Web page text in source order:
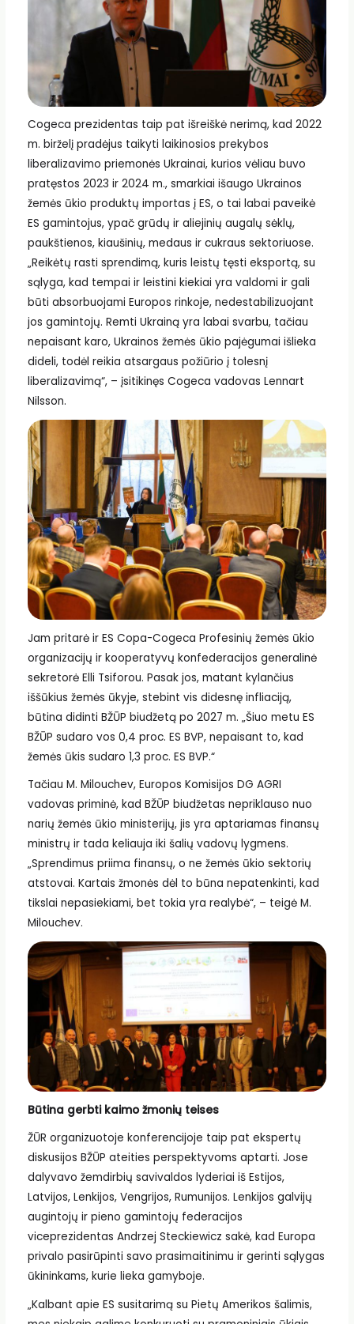
Cogeca prezidentas taip pat išreiškė nerimą, kad 2022
m. birželį pradėjus taikyti laikinosios prekybos
liberalizavimo priemonės Ukrainai, kurios vėliau buvo
pratęstos 2023 ir 2024 m., smarkiai išaugo Ukrainos
žemės ūkio produktų importas į ES, o tai labai paveikė
ES gamintojus, ypač grūdų ir aliejinių augalų sėklų,
paukštienos, kiaušinių, medaus ir cukraus sektoriuose.
„Reikėtų rasti sprendimą, kuris leistų tęsti eksportą, su
sąlyga, kad tempai ir leistini kiekiai yra valdomi ir gali
būti absorbuojami Europos rinkoje, nedestabilizuojant
jos gamintojų. Remti Ukrainą yra labai svarbu, tačiau
nepaisant karo, Ukrainos žemės ūkio pajėgumai išlieka
dideli, todėl reikia atsargaus požiūrio į tolesnį
liberalizavimą“, – įsitikinęs Cogeca vadovas Lennart
Nilsson.
Jam pritarė ir ES Copa-Cogeca Profesinių žemės ūkio
organizacijų ir kooperatyvų konfederacijos generalinė
sekretorė Elli Tsiforou. Pasak jos, matant kylančius
iššūkius žemės ūkyje, stebint vis didesnę infliaciją,
būtina didinti BŽŪP biudžetą po 2027 m. „Šiuo metu ES
BŽŪP sudaro vos 0,4 proc. ES BVP, nepaisant to, kad
žemės ūkis sudaro 1,3 proc. ES BVP.“
Tačiau M. Milouchev, Europos Komisijos DG AGRI
vadovas priminė, kad BŽŪP biudžetas nepriklauso nuo
narių žemės ūkio ministerijų, jis yra aptariamas finansų
ministrų ir tada keliauja iki šalių vadovų lygmens.
„Sprendimus priima finansų, o ne žemės ūkio sektorių
atstovai. Kartais žmonės dėl to būna nepatenkinti, kad
tikslai nepasiekiami, bet tokia yra realybė“, – teigė M.
Milouchev.
Būtina gerbti kaimo žmonių teises
ŽŪR organizuotoje konferencijoje taip pat ekspertų
diskusijos BŽŪP ateities perspektyvoms aptarti. Jose
dalyvavo žemdirbių savivaldos lyderiai iš Estijos,
Latvijos, Lenkijos, Vengrijos, Rumunijos. Lenkijos galvijų
augintojų ir pieno gamintojų federacijos
viceprezidentas Andrzej Steckiewicz sakė, kad Europa
privalo pasirūpinti savo prasimaitinimu ir gerinti sąlygas
ūkininkams, kurie lieka gamyboje.
„Kalbant apie ES susitarimą su Pietų Amerikos šalimis,